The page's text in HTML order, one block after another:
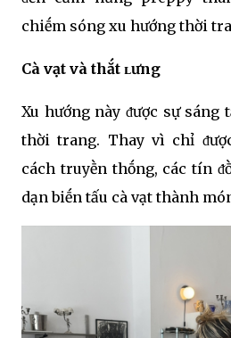
chiḗm sóng xu hướng thời
Cà vạt và thắt ʟưng
Xu hướng này ᵭược sự sáng
thời trang. Thay vì chỉ
cách truyḕn thṓng, các tín
dạn biḗn tấu cà vạt thành